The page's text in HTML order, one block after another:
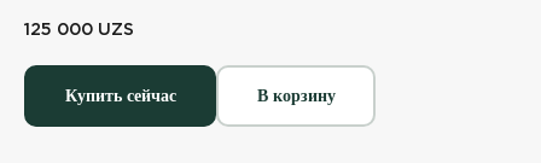
125 000 UZS
Купить сейчас В корзину